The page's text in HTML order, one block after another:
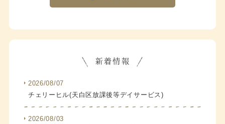
2026/08/07
チェリーヒル(天白区放課後等デイサービス)
2026/08/03